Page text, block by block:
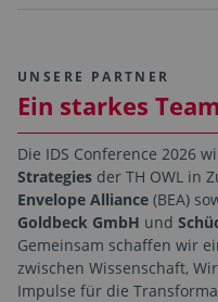
UNSERE PARTNER
Ein starkes Team
Die IDS Conference 2026
Strategies der TH OWL in
Envelope Alliance (BEA)
Goldbeck GmbH und
Gemeinsam schaffen wir
zwischen Wissenschaft,
Impulse für die